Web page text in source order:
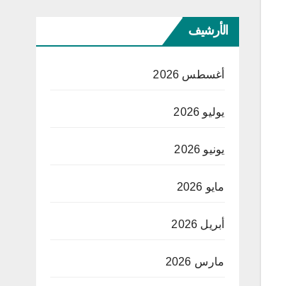
الأرشيف
أغسطس 2026
يوليو 2026
يونيو 2026
مايو 2026
أبريل 2026
مارس 2026